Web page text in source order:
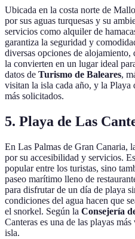
Ubicada en la costa norte de
por sus aguas turquesas y su
servicios como alquiler de
garantiza la seguridad y
diversas opciones de alojamiento,
la convierten en un lugar ideal
datos de Turismo de Baleares,
visitan la isla cada año, y la Playa
más solicitados.
5. Playa de Las
En Las Palmas de Gran Canaria,
por su accesibilidad y servicios.
popular entre los turistas, sino
paseo marítimo lleno de
para disfrutar de un día de playa
condiciones del agua hacen que
el snorkel. Según la Consejería
Canteras es una de las playas
isla.